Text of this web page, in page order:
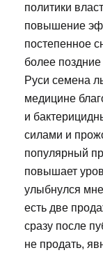
политики
повышение
постепенное
более
Руси семена
медицине
и
силами и
популярный
повышает
улыбнулся
есть две
сразу после
не продать,